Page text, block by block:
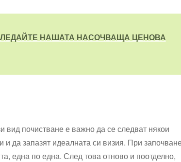
НАШАТА НАСОЧВАЩА ЦЕНОВА
почистване е важно да се следват някои
да запазят идеалната си визия. При
една по една. След това отново и поотделно,